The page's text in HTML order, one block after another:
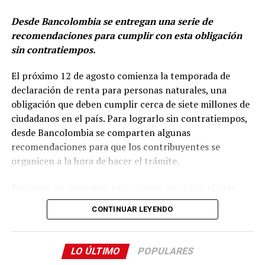
La hoja de ruta de ACE se apalanca en tres pilares:
Grupo Argos busca fortalecer la rentabilidad de los
negocios, capturar eficiencias, simplificar estructuras y
aumentar la generación de caja a través de metas
ejecutables y cuantificables por negocio. Este primer
Desde Bancolombia se entregan una serie de
recomendaciones para cumplir con esta obligación
sin contratiempos.
El próximo 12 de agosto comienza la temporada de
declaración de renta para personas naturales, una
obligación que deben cumplir cerca de siete millones de
ciudadanos en el país. Para lograrlo sin contratiempos,
desde Bancolombia se comparten algunas
recomendaciones para que los contribuyentes se
organicen a la hora de hacer el trámite.
Simplemente es tomarse unos minutos, por ejemplo,
para leer este texto donde de manera clara y sencilla se
le resuelven inquietudes, y le bote el miedo al «Coco»
¿Cómo sé si debo declarar renta?
CONTINUAR LEYENDO
LO ÚLTIMO POPULARES